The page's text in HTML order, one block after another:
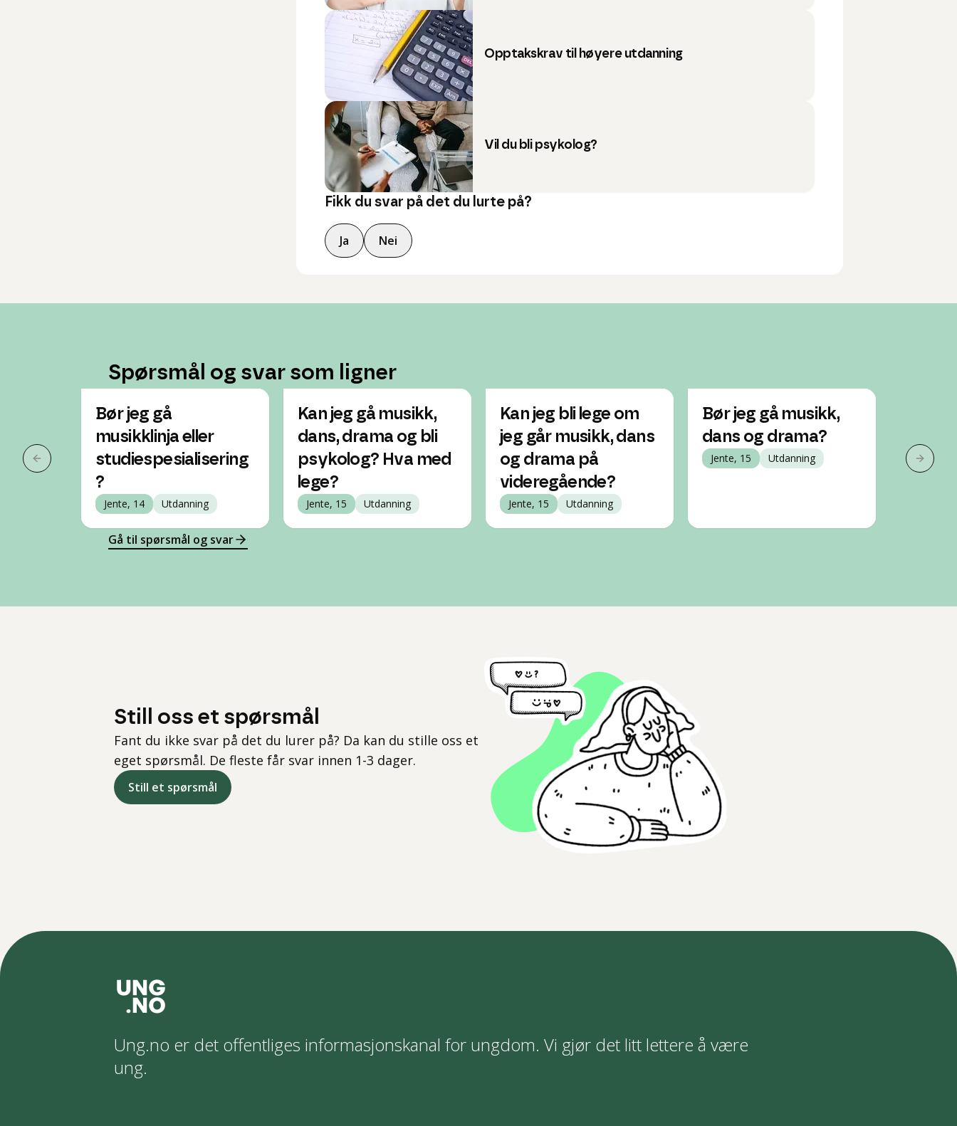
Opptakskrav til høyere utdanning
Vil du bli psykolog?
Fikk du svar på det du lurte på?
Ja Nei
Spørsmål og svar som ligner
Forrige slide
Bør jeg gå
musikklinja eller
studiespesialisering
?
Jente, 14 Utdanning
Kan jeg gå musikk,
dans, drama og bli
psykolog? Hva med
lege?
Jente, 15 Utdanning
Kan jeg bli lege om
jeg går musikk, dans
og drama på
videregående?
Jente, 15 Utdanning
Bør jeg gå musikk,
dans og drama?
Jente, 15 Utdanning Jente, 14
Neste
Gå til spørsmål og svar
Still oss et spørsmål
Fant du ikke svar på det du lurer på? Da kan du stille oss et
eget spørsmål. De fleste får svar innen 1-3 dager.
Still et spørsmål
Ung.no er det offentliges informasjonskanal for ungdom. Vi gjør det litt lettere å være
ung.